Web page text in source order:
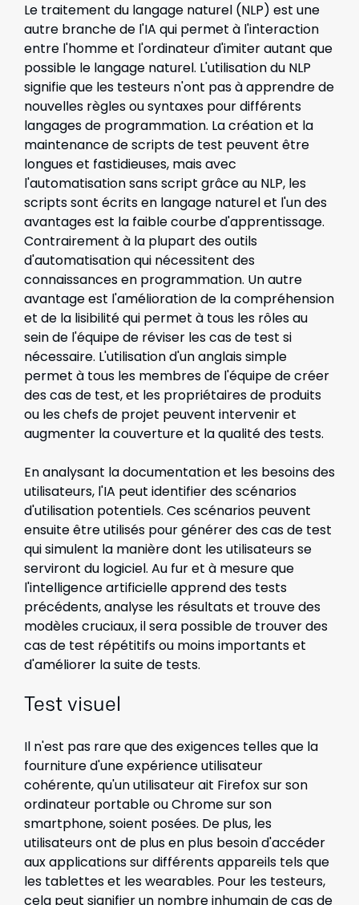
Le traitement du langage naturel (NLP) est une
autre branche de l'IA qui permet à l'interaction
entre l'homme et l'ordinateur d'imiter autant que
possible le langage naturel. L'utilisation du NLP
signifie que les testeurs n'ont pas à apprendre de
nouvelles règles ou syntaxes pour différents
langages de programmation. La création et la
maintenance de scripts de test peuvent être
longues et fastidieuses, mais avec
l'automatisation sans script grâce au NLP, les
scripts sont écrits en langage naturel et l'un des
avantages est la faible courbe d'apprentissage.
Contrairement à la plupart des outils
d'automatisation qui nécessitent des
connaissances en programmation. Un autre
avantage est l'amélioration de la compréhension
et de la lisibilité qui permet à tous les rôles au
sein de l'équipe de réviser les cas de test si
nécessaire. L'utilisation d'un anglais simple
permet à tous les membres de l'équipe de créer
des cas de test, et les propriétaires de produits
ou les chefs de projet peuvent intervenir et
augmenter la couverture et la qualité des tests.
En analysant la documentation et les besoins des
utilisateurs, l'IA peut identifier des scénarios
d'utilisation potentiels. Ces scénarios peuvent
ensuite être utilisés pour générer des cas de test
qui simulent la manière dont les utilisateurs se
serviront du logiciel. Au fur et à mesure que
l'intelligence artificielle apprend des tests
précédents, analyse les résultats et trouve des
modèles cruciaux, il sera possible de trouver des
cas de test répétitifs ou moins importants et
d'améliorer la suite de tests.
Test visuel
Il n'est pas rare que des exigences telles que la
fourniture d'une expérience utilisateur
cohérente, qu'un utilisateur ait Firefox sur son
ordinateur portable ou Chrome sur son
smartphone, soient posées. De plus, les
utilisateurs ont de plus en plus besoin d'accéder
aux applications sur différents appareils tels que
les tablettes et les wearables. Pour les testeurs,
cela peut signifier un nombre inhumain de cas de